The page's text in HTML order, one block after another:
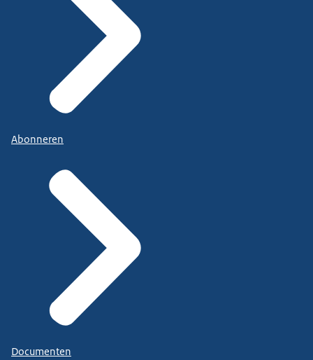
Abonneren
Documenten